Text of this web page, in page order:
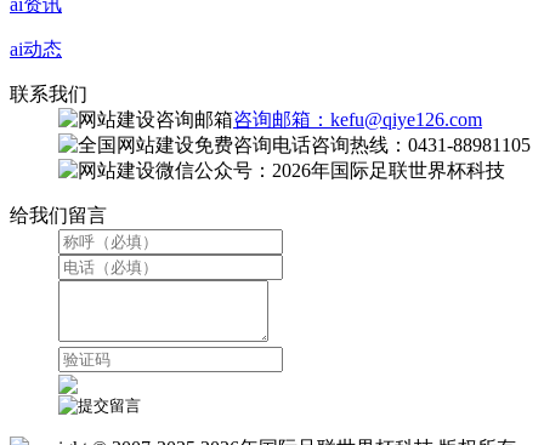
ai动态
联系我们
咨询邮箱：kefu@qiye126.com
咨询热线：0431-88981105
微信公众号：2026年国际足联世界杯科技
给我们留言